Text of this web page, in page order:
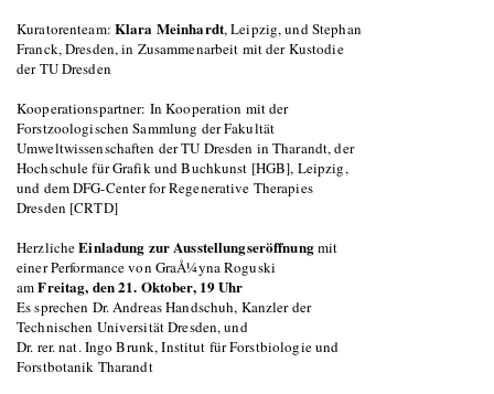
Kuratorenteam: Klara Meinhardt, Leipzig, und Stephan
Franck, Dresden, in Zusammenarbeit mit der Kustodie
der TU Dresden
Kooperationspartner: In Kooperation mit der
Forstzoologischen Sammlung der Fakultät
Umweltwissenschaften der TU Dresden in Tharandt, der
Hochschule für Grafik und Buchkunst [HGB], Leipzig,
und dem DFG-Center for Regenerative Therapies
Dresden [CRTD]
HerzlicheEinladung zur Ausstellungseröffnungmit
einer Performance von GraÅ¼yna Roguski
amFreitag, den 21. Oktober, 19 Uhr
Es sprechen Dr. Andreas Handschuh, Kanzler der
Technischen Universität Dresden, und
Dr. rer. nat. Ingo Brunk, Institut für Forstbiologie und
Forstbotanik Tharandt